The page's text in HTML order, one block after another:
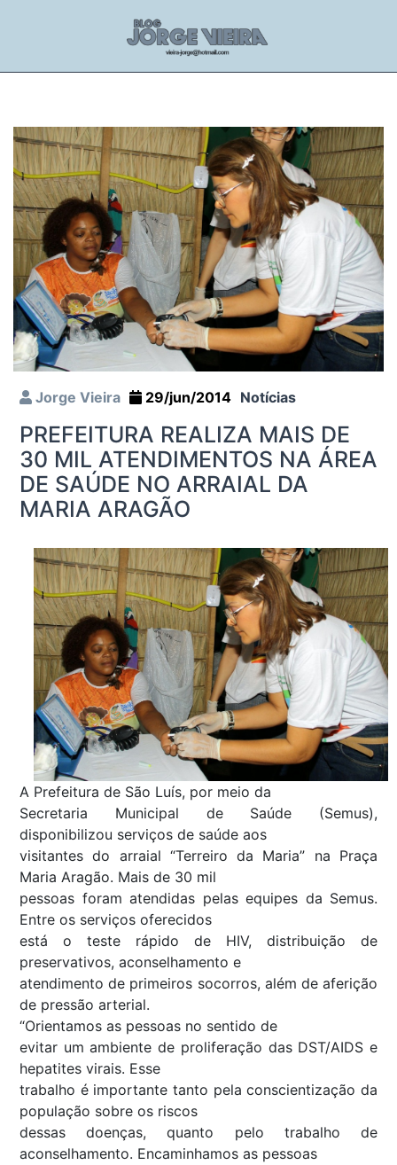
Jorge Vieira 29/jun/2014 Notícias
PREFEITURA REALIZA MAIS DE
30 MIL ATENDIMENTOS NA ÁREA
DE SAÚDE NO ARRAIAL DA
MARIA ARAGÃO
A Prefeitura de São Luís, por meio da
Secretaria Municipal de Saúde (Semus),
disponibilizou serviços de saúde aos
visitantes do arraial “Terreiro da Maria” na Praça
Maria Aragão. Mais de 30 mil
pessoas foram atendidas pelas equipes da Semus.
Entre os serviços oferecidos
está o teste rápido de HIV, distribuição de
preservativos, aconselhamento e
atendimento de primeiros socorros, além de aferição
de pressão arterial.
“Orientamos as pessoas no sentido de
evitar um ambiente de proliferação das DST/AIDS e
hepatites virais. Esse
trabalho é importante tanto pela conscientização da
população sobre os riscos
dessas doenças, quanto pelo trabalho de
aconselhamento. Encaminhamos as pessoas